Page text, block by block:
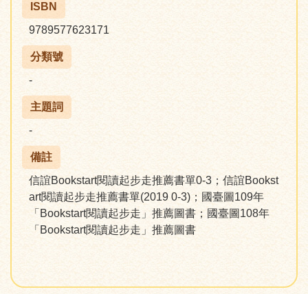
ISBN
9789577623171
分類號
-
主題詞
-
備註
信誼Bookstart閱讀起步走推薦書單0-3；信誼Bookst
art閱讀起步走推薦書單(2019 0-3)；國臺圖109年
「Bookstart閱讀起步走」推薦圖書；國臺圖108年
「Bookstart閱讀起步走」推薦圖書